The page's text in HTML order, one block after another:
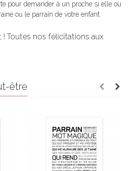
pour demander à un proche si elle ou
ou le parrain de votre enfant
! Toutes nos félicitations aux
être